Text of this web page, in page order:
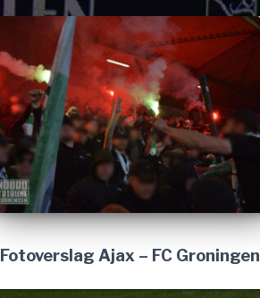
Fotoverslag Ajax – FC Groningen